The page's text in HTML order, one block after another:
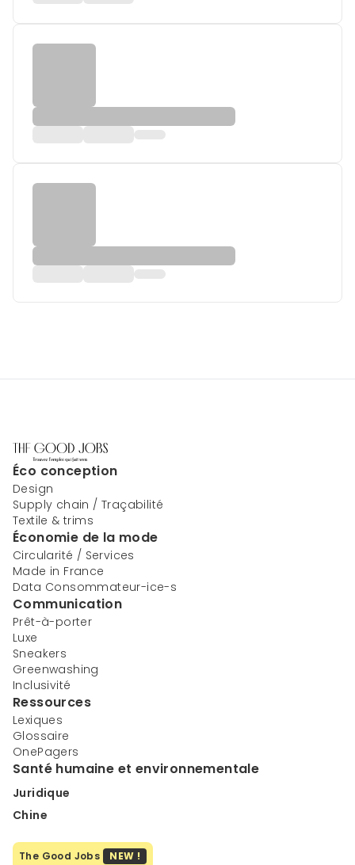
Éco conception
Design
Supply chain / Traçabilité
Textile & trims
Économie de la mode
Circularité / Services
Made in France
Data Consommateur-ice-s
Communication
Prêt-à-porter
Luxe
Sneakers
Greenwashing
Inclusivité
Ressources
Lexiques
Glossaire
OnePagers
Santé humaine et environnementale
Juridique
Chine
The Good Jobs NEW !